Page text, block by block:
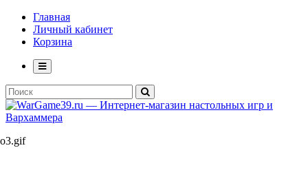
Главная
Личный кабинет
Корзина